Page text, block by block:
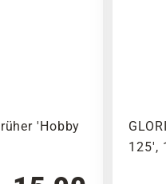
'Hobby
125',